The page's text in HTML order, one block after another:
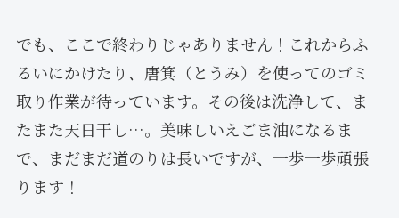
でも、ここで終わりじゃありません！これからふ
るいにかけたり、唐箕（とうみ）を使ってのゴミ
取り作業が待っています。その後は洗浄して、ま
たまた天日干し…。美味しいえごま油になるま
で、まだまだ道のりは長いですが、一歩一歩頑張
ります！